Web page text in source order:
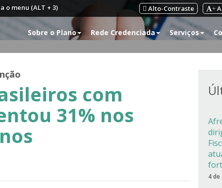
o menu (ALT + 3) +
Alto-Contraste
Sobre o Plano Rede Credenciada Serviços
com
31% nos
4